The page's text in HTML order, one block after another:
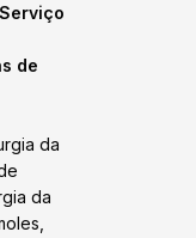
de
da
da